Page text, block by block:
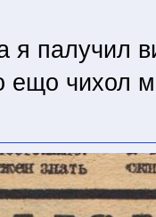
я палучил
ещо чихол